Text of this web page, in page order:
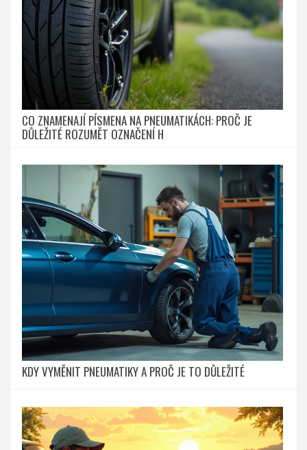
CO ZNAMENAJÍ PÍSMENA NA PNEUMATIKÁCH: PROČ JE
DŮLEŽITÉ ROZUMĚT OZNAČENÍ H
KDY VYMĚNIT PNEUMATIKY A PROČ JE TO DŮLEŽITÉ